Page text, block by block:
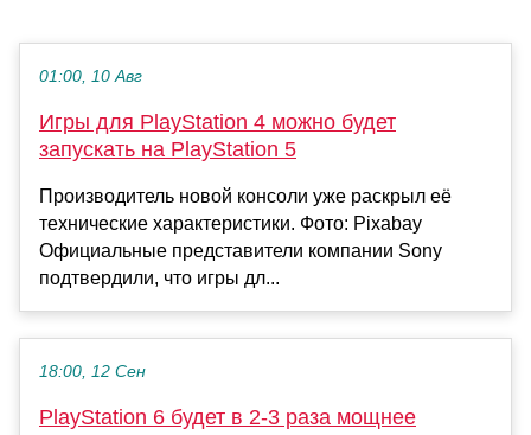
01:00, 10 Авг
Игры для PlayStation 4 можно будет
запускать на PlayStation 5
Производитель новой консоли уже раскрыл её
технические характеристики. Фото: Pixabay
Официальные представители компании Sony
подтвердили, что игры дл...
18:00, 12 Сен
PlayStation 6 будет в 2-3 раза мощнее